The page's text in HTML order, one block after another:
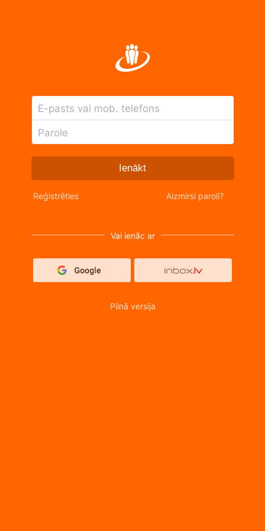
E-pasts vai mob. telefons
Parole
Ienākt
Reģistrēties Aizmirsi paroli?
Vai ienāc ar
Pilnā versija